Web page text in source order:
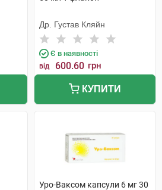
Др. Густав Кляйн
Є в наявності
від 600.60 грн
КУПИТИ
Уро-Ваксом капсули 6 мг 30